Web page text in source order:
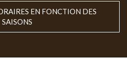
EN FONCTION DES
SAISONS